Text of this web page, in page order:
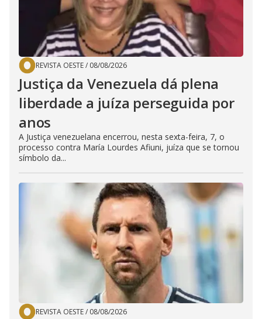
REVISTA OESTE/ 08/08/2026
Justiça da Venezuela dá plena
liberdade a juíza perseguida por
anos
A Justiça venezuelana encerrou, nesta sexta-feira, 7, o
processo contra María Lourdes Afiuni, juíza que se tornou
símbolo da...
REVISTA OESTE/ 08/08/2026